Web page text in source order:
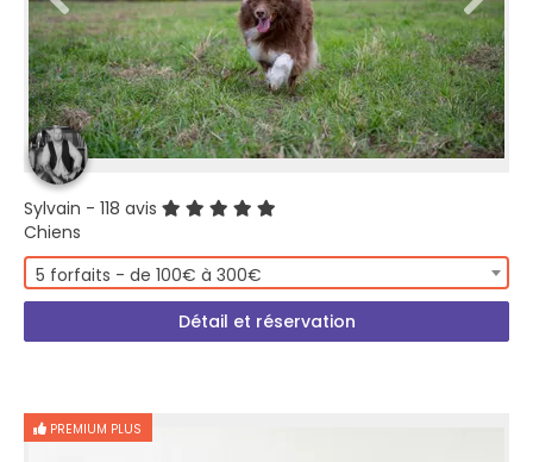
Sylvain - 118 avis
Chiens
5 forfaits - de 100€ à 300€
Détail et réservation
PREMIUM PLUS